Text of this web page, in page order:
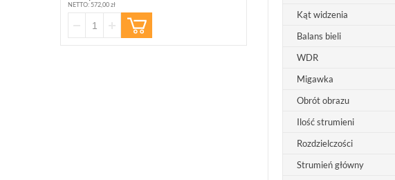
NETTO: 572,00 zł
Kąt widzenia
Balans bieli
WDR
Migawka
Obrót obrazu
Ilość strumieni
Rozdzielczości
Strumień główny